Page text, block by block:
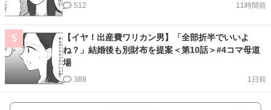
11時間前
512
5
【イヤ！出産費ワリカン男】「全部折半でいいよ
ね？」結婚後も別財布を提案＜第10話＞#4コマ母道
場
1日前
388